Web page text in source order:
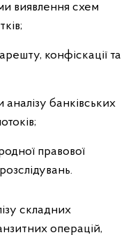
виявлення схем
конфіскації та
банківських
правової
складних
операцій,